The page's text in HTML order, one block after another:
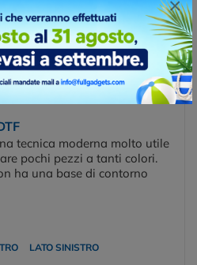
×
viene utilizzata per
tessuti, accessori e altri
tecnica moderna molto utile
pochi pezzi a tanti colori.
ha una base di contorno
LATO SINISTRO